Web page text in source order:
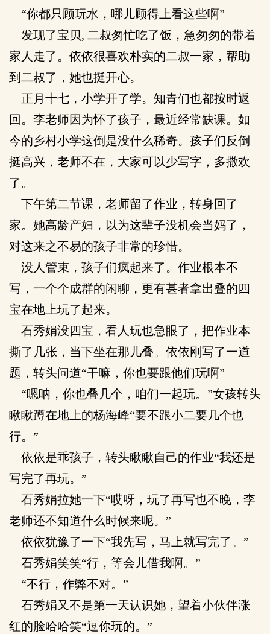
“你都只顾玩水，哪儿顾得上看这些啊”
发现了宝贝, 二叔匆忙吃了饭，急匆匆的带着
家人走了。依依很喜欢朴实的二叔一家，帮助
到二叔了，她也挺开心。
正月十七，小学开了学。知青们也都按时返
回。李老师因为怀了孩子，最近经常缺课。如
今的乡村小学这倒是没什么稀奇。孩子们反倒
挺高兴，老师不在，大家可以少写字，多撒欢
了。
下午第二节课，老师留了作业，转身回了
家。她高龄产妇，以为这辈子没机会当妈了，
对这来之不易的孩子非常的珍惜。
没人管束，孩子们疯起来了。作业根本不
写，一个个成群的闲聊，更有甚者拿出叠的四
宝在地上玩了起来。
石秀娟没四宝，看人玩也急眼了，把作业本
撕了几张，当下坐在那儿叠。依依刚写了一道
题，转头问道“干嘛，你也要跟他们玩啊”
“嗯呐，你也叠几个，咱们一起玩。”女孩转头
瞅瞅蹲在地上的杨海峰“要不跟小二要几个也
行。”
依依是乖孩子，转头瞅瞅自己的作业“我还是
写完了再玩。”
石秀娟拉她一下“哎呀，玩了再写也不晚，李
老师还不知道什么时候来呢。”
依依犹豫了一下“我先写，马上就写完了。”
石秀娟笑笑“行，等会儿借我啊。”
“不行，作弊不对。”
石秀娟又不是第一天认识她，望着小伙伴涨
红的脸哈哈笑“逗你玩的。”